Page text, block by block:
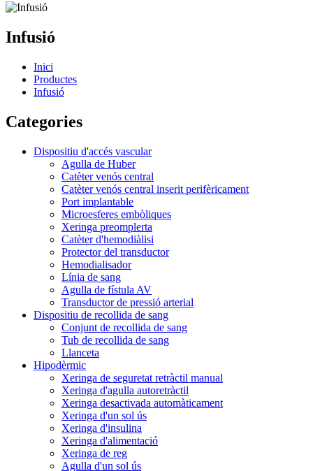
Infusió
Inici
Productes
Infusió
Categories
Dispositiu d'accés vascular
Agulla de Huber
Catèter venós central
Catèter venós central inserit perifèricament
Port implantable
Microesferes embòliques
Xeringa preomplerta
Catèter d'hemodiàlisi
Protector del transductor
Hemodialisador
Línia de sang
Agulla de fístula AV
Transductor de pressió arterial
Dispositiu de recollida de sang
Conjunt de recollida de sang
Tub de recollida de sang
Llanceta
Hipodèrmic
Xeringa de seguretat retràctil manual
Xeringa d'agulla autoretràctil
Xeringa desactivada automàticament
Xeringa d'un sol ús
Xeringa d'insulina
Xeringa d'alimentació
Xeringa de reg
Agulla d'un sol ús